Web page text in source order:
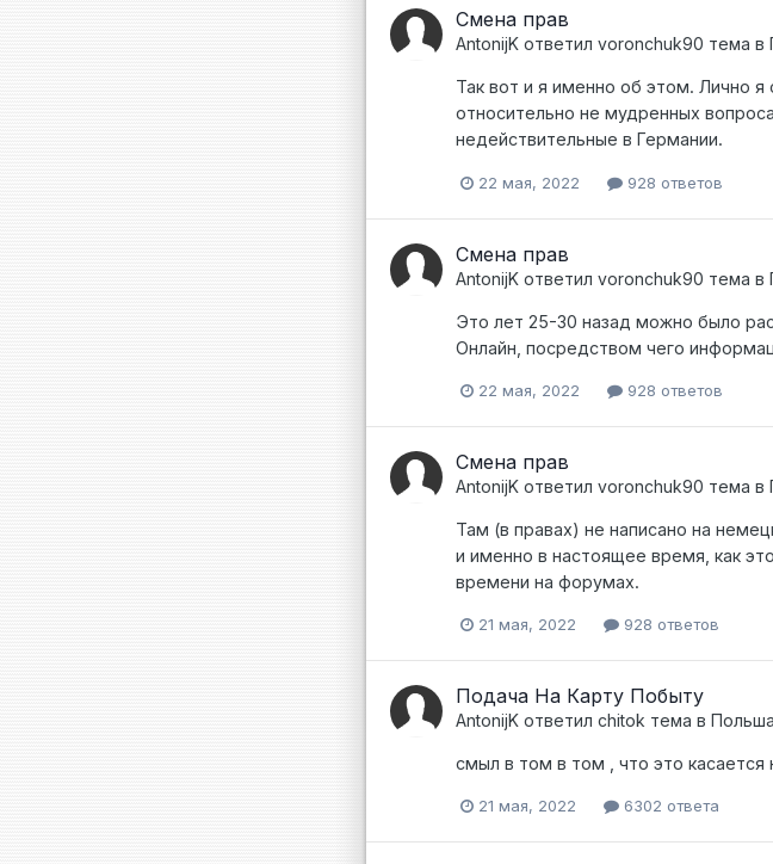
Смена прав
AntonijK ответил voronchuk90 тема в
Так вот и я именно об этом. Лично
относительно не мудренных
недействительные в Германии.
22 мая, 2022 928 ответов
Смена прав
AntonijK ответил voronchuk90 тема в
Это лет 25-30 назад можно было
Онлайн, посредством чего
22 мая, 2022 928 ответов
Смена прав
AntonijK ответил voronchuk90 тема в
Там (в правах) не написано на
и именно в настоящее время, как
времени на форумах.
21 мая, 2022 928 ответов
Подача На Карту Побыту
AntonijK ответил chitok тема в Польша
смыл в том в том , что это
21 мая, 2022 6302 ответа